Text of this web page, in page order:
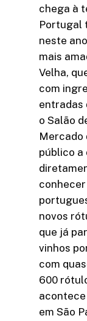
chega à
Portugal
neste
mais
Velha,
com
entradas
o Salão
Mercado
público a
novos
que já
vinhos
com
600
acontece
em São